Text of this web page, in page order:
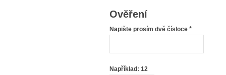
Ověření
Napište prosím dvě čísloce *
Například: 12